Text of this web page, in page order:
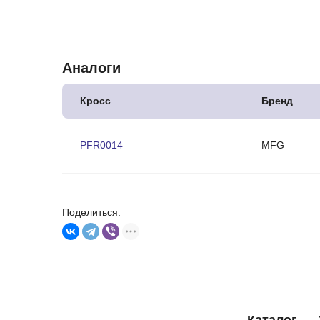
Аналоги
Кросс Бренд
PFR0014 MFG
Поделиться: